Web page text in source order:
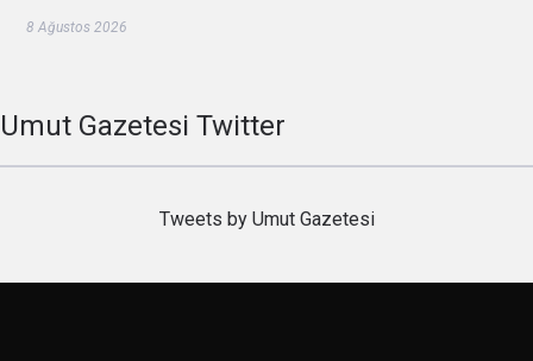
8 Ağustos 2026
Umut Gazetesi Twitter
Tweets by Umut Gazetesi